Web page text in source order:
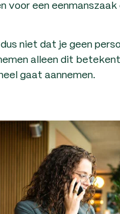
voor een
niet dat je geen
alleen dit
gaat aannemen.